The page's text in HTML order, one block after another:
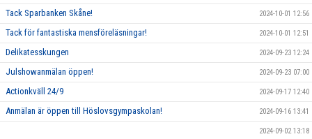
Tack Sparbanken Skåne! 2024-10-01 12:56
Tack för fantastiska mensföreläsningar! 2024-10-01 12:51
Delikatesskungen 2024-09-23 12:24
Julshowanmälan öppen! 2024-09-23 07:00
Actionkväll 24/9 2024-09-17 12:40
Anmälan är öppen till Höslovsgympaskolan! 2024-09-16 13:41
2024-09-02 13:18